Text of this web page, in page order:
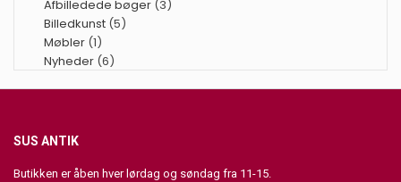
Afbilledede bøger (3)
Billedkunst (5)
Møbler (1)
Nyheder (6)
SUS ANTIK
Butikken er åben hver lørdag og søndag fra 11-15.